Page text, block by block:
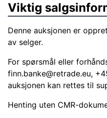
Viktig
Denne auksjonen er
av selger.
For spørsmål eller
finn.banke@retrade.eu,
auksjonen kan rettes til
Henting uten CMR-